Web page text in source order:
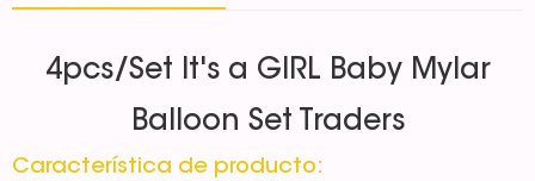
4pcs/Set It's a GIRL Baby Mylar
Balloon Set Traders
Característica de producto: